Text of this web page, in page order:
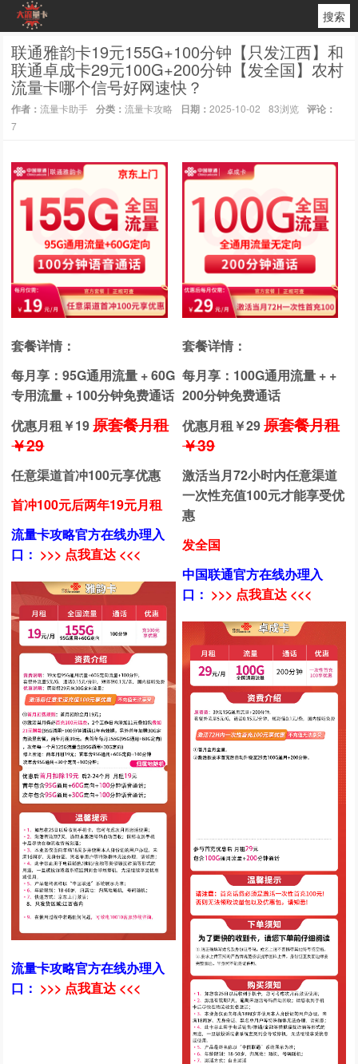
搜索
联通雅韵卡19元155G+100分钟【只发江西】和
联通卓成卡29元100G+200分钟【发全国】农村
流量卡哪个信号好网速快？
作者：流量卡助手 分类：流量卡攻略 日期：2025-10-02 83浏览 评论：
7
套餐详情：
每月享：95G通用流量 + 60G
专用流量 + 100分钟免费通话
优惠月租￥19原套餐月租
￥29
任意渠道首冲100元享优惠
首冲100元后两年19元月租
流量卡攻略官方在线办理入
口： >>> 点我直达 <<<
流量卡攻略官方在线办理入
口： >>> 点我直达 <<<
套餐详情：
每月享：100G通用流量 + +
200分钟免费通话
优惠月租￥29原套餐月租
￥39
激活当月72小时内任意渠道
一次性充值100元才能享受优
惠
发全国
中国联通官方在线办理入
口： >>> 点我直达 <<<